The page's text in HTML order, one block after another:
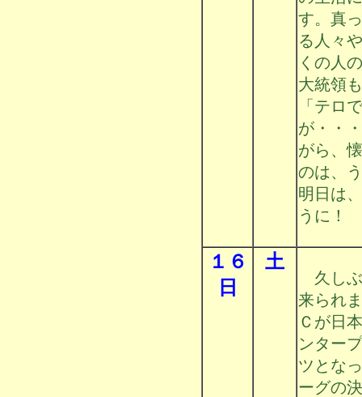
す。真
る人々
くの人
大統領
「テロ
が・・
がら、
のは、
明日は
うに！
１６
日
土
久しぶ
来られ
Ｃが日
ンター
ツとな
ーグの